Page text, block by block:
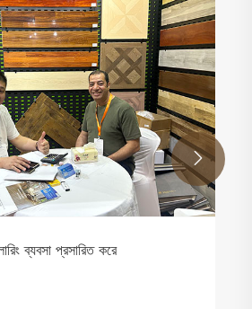
New Material Co., Ltd.
একটি অত্যাশ্চর্য উপস্থিতি
